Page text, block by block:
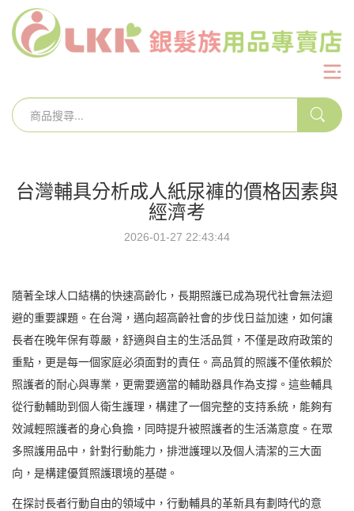
台灣輔具分析成人紙尿褲的價格因素與
經濟考
2026-01-27 22:43:44
隨著全球人口結構的快速高齡化，長期照護已成為現代社會無法迴
避的重要課題。在台灣，邁向超高齡社會的步伐日益加速，如何讓
長者在晚年保有尊嚴，舒適與自主的生活品質，不僅是政府政策的
重點，更是每一個家庭必須面對的責任。高品質的照護不僅依賴於
照護者的耐心與專業，更需要適當的輔助器具作為支撐。這些輔具
從行動輔助到個人衛生護理，構建了一個完整的支持系統，能夠有
效減輕照護者的身心負擔，同時提升被照護者的生活滿意度。在眾
多照護用品中，針對行動能力，排泄護理以及個人清潔的三大面
向，是構建優質照護環境的基礎。
在探討長者行動自由的領域中，行動輔具的革新具有劃時代的意